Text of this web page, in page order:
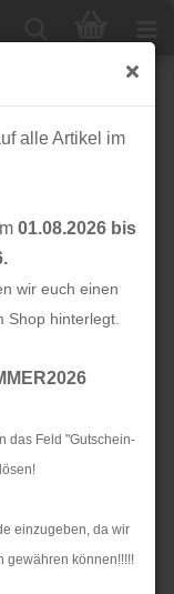
alle Artikel im
01.08.2026 bis
wir euch einen
Shop hinterlegt.
das Feld "Gutschein-
einzugeben, da wir
gewähren können!!!!!
05 -